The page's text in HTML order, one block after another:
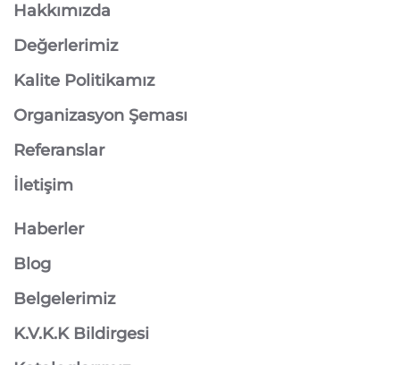
Hakkımızda
Değerlerimiz
Kalite Politikamız
Organizasyon Şeması
Referanslar
İletişim
Haberler
Blog
Belgelerimiz
K.V.K.K Bildirgesi